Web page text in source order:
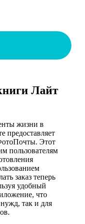
Лайт
жизни в
предоставляет
Этот
пользователям
заказ теперь
удобный
что
так и для